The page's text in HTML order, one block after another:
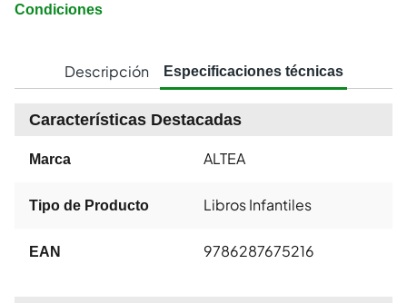
Condiciones
Descripción Especificaciones técnicas
Características Destacadas
Marca ALTEA
Tipo de Producto Libros Infantiles
EAN 9786287675216